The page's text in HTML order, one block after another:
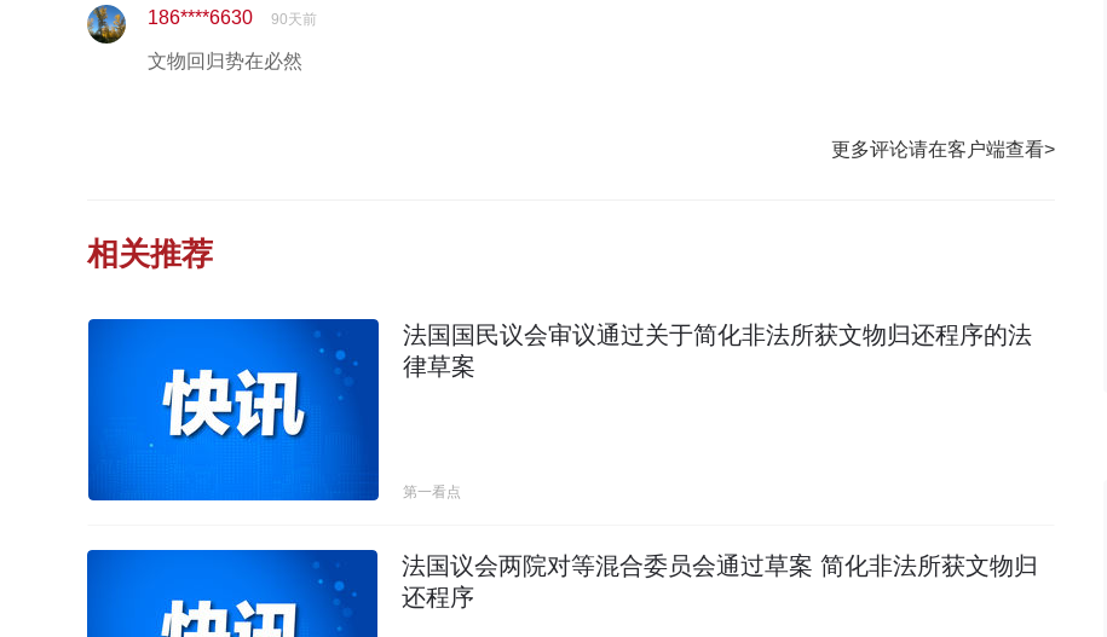
186****6630 90天前
文物回归势在必然
更多评论请在客户端查看>
相关推荐
法国国民议会审议通过关于简化非法所获文物归还程序的法
律草案
第一看点
法国议会两院对等混合委员会通过草案 简化非法所获文物归
还程序